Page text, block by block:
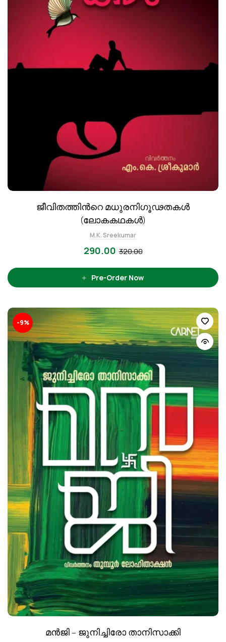
ജീവിതത്തിന്‍റെ മധുരനിഗൂഢതകള്‍
(ലോകകഥകള്‍)
M.K. Sreekumar
320.00
290.00
Pre-Order Now
-9%
മന്‍ജി – ജുനിച്ചിരോ താനിസാക്കി